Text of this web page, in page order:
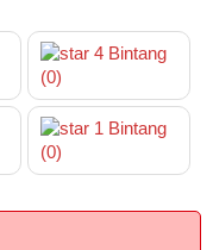
4 Bintang
(0)
1 Bintang
(0)